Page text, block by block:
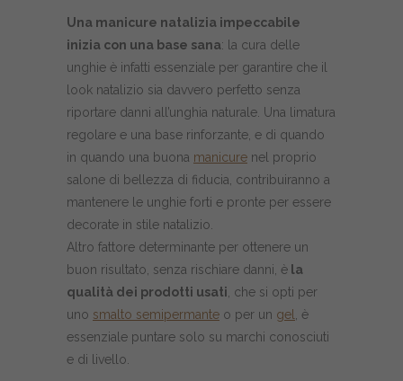
Una manicure natalizia impeccabile
inizia con una base sana: la cura delle
unghie è infatti essenziale per garantire che il
look natalizio sia davvero perfetto senza
riportare danni all’unghia naturale. Una limatura
regolare e una base rinforzante, e di quando
in quando una buona manicure nel proprio
salone di bellezza di fiducia, contribuiranno a
mantenere le unghie forti e pronte per essere
decorate in stile natalizio.
Altro fattore determinante per ottenere un
buon risultato, senza rischiare danni, è la
qualità dei prodotti usati , che si opti per
uno smalto semipermante o per un gel
, è
essenziale puntare solo su marchi conosciuti
e di livello.